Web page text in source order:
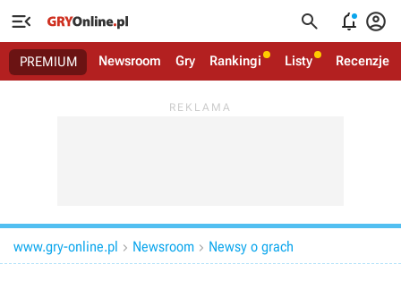
   
PREMIUM Newsroom Gry Rankingi Listy Recenzje
www.gry-online.pl  Newsroom  Newsy o grach